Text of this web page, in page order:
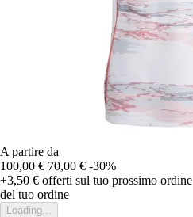
A partire da
100,00 € 70,00 € -30%
+3,50 € offerti sul tuo prossimo ordine
del tuo ordine
Loading...